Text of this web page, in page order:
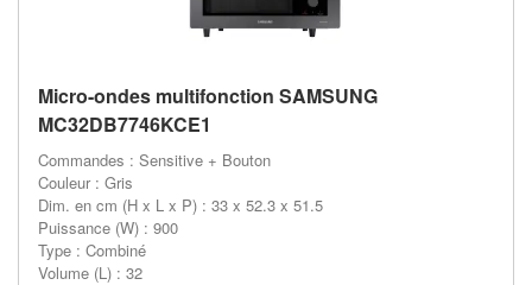
Micro-ondes multifonction SAMSUNG
MC32DB7746KCE1
Commandes : Sensitive + Bouton
Couleur : Gris
Dim. en cm (H x L x P) : 33 x 52.3 x 51.5
Puissance (W) : 900
Type : Combiné
Volume (L) : 32